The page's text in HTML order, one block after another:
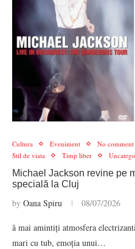
Cultura Eveniment No comment
Stil de viata
Timp liber
Michael Jackson revine pe
specială la Cluj
by Oana Spiru 08/07/2026
ă mai amintiți atmosfera
mari cu tub, emoția unui…